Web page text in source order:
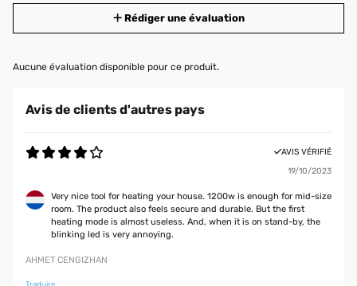
Rédiger une évaluation
Aucune évaluation disponible pour ce produit.
Avis de clients d'autres pays
AVIS VÉRIFIÉ
19/10/2023
Very nice tool for heating your house. 1200w is enough for mid-size
room. The product also feels secure and durable. But the first
heating mode is almost useless. And, when it is on stand-by, the
blinking led is very annoying.
AHMET CENGIZHAN